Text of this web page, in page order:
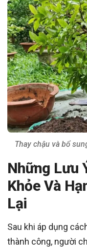
Thay chậu và bổ
Những Lưu
Khỏe Và
Lại
Sau khi áp dụng
thành công, người